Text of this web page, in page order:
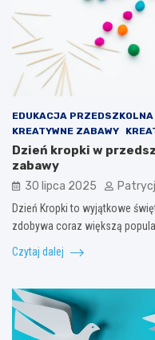
EDUKACJA PRZEDSZKOLNA
KREATYWNE ZABAWY
Dzień kropki w
zabawy
30 lipca 2025
Dzień Kropki to wyjątkowe
zdobywa coraz większą
Czytaj dalej